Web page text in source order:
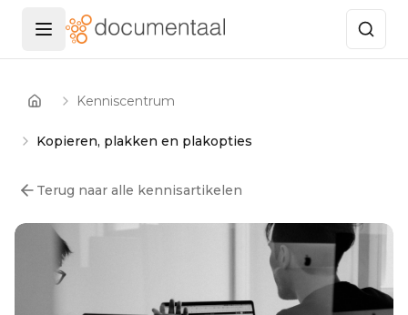
Menu openen
Home Kenniscentrum
Kopieren, plakken en plakopties
Terug naar alle kennisartikelen